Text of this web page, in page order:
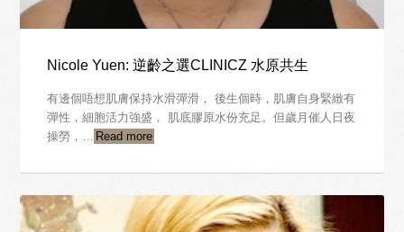
Nicole Yuen: 逆齡之選CLINICZ 水原共生
有邊個唔想肌膚保持水滑彈滑， 後生個時，肌膚自身緊緻有
彈性，細胞活力強盛， 肌底膠原水份充足。但歲月催人日夜
操勞，…
Read more